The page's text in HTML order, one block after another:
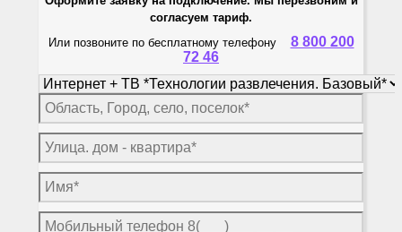
согласуем тариф.
Или позвоните по бесплатному телефону 8 800 200
72 46